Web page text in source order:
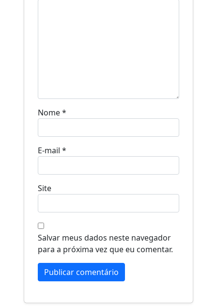
Nome*
E-mail*
Site
Salvar meus dados neste navegador
para a próxima vez que eu comentar.